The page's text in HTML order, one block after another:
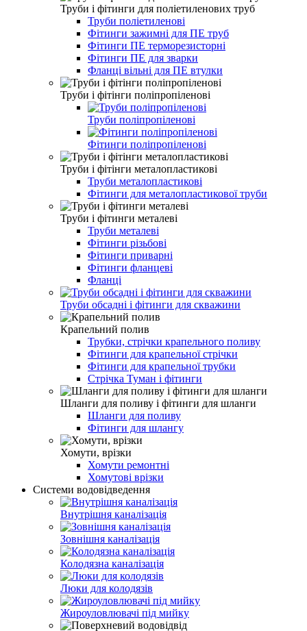
Труби і фітинги для поліетиленових труб
Труби поліетиленові
Фітинги зажимні для ПЕ труб
Фітинги ПЕ терморезисторні
Фітинги ПЕ для зварки
Фланці вільні для ПЕ втулки
Труби і фітінги поліпропіленові
Труби поліпропіленові
Фітинги поліпропіленові
Труби і фітінги металопластикові
Труби металопластикові
Фітинги для металопластикової труби
Труби і фітинги металеві
Труби металеві
Фітинги різьбові
Фітинги приварні
Фітинги фланцеві
Фланці
Труби обсадні і фітинги для скважини
Крапельний полив
Трубки, стрічки крапельного поливу
Фітинги для крапельної стрічки
Фітинги для крапельної трубки
Стрічка Туман і фітинги
Шланги для поливу і фітинги для шланги
Шланги для поливу
Фітинги для шлангу
Хомути, врізки
Хомути ремонтні
Хомутові врізки
Системи водовідведення
Внутрішня каналізація
Зовнішня каналізація
Колодязна каналізація
Люки для колодязів
Жироуловлювачі під мийку